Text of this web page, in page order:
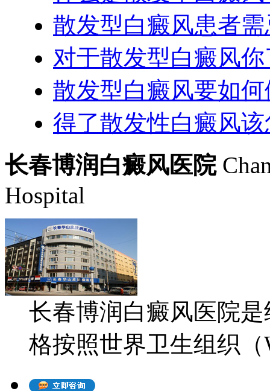
散发型白癜风患者
对于散发型白癜风
散发型白癜风要如
得了散发性白癜风
长春博润白癜风医院
Hospital
长春博润白癜风医院
格按照世界卫生组织（